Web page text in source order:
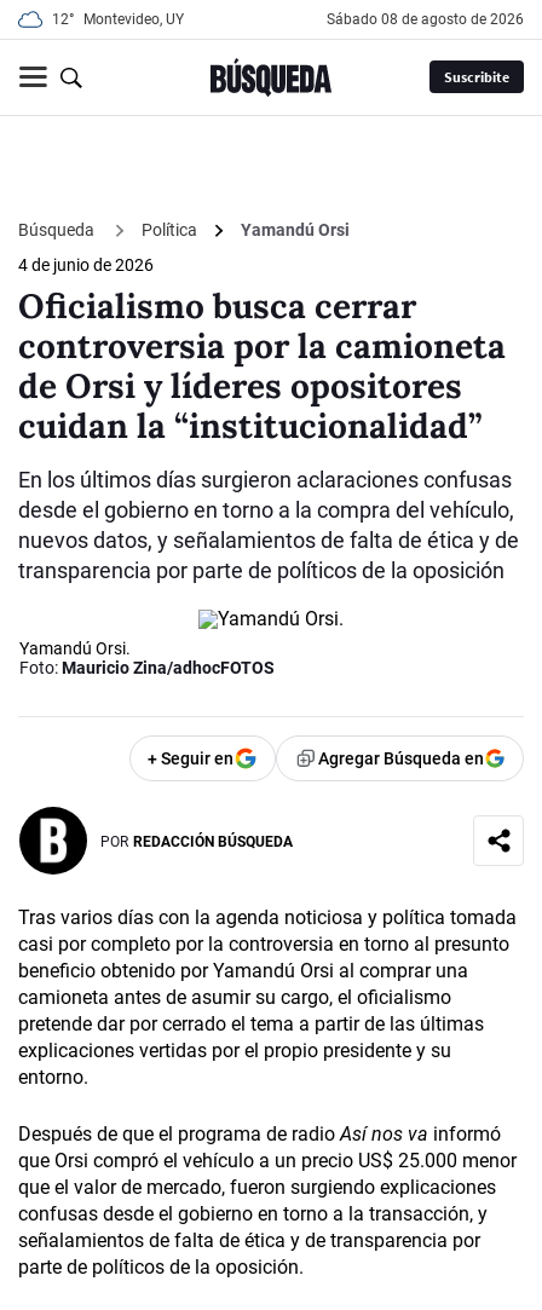
12° Montevideo, UY sábado 08 de agosto de 2026
Suscribite
Búsqueda Política
Yamandú Orsi
4 de junio de 2026
Oficialismo busca cerrar
controversia por la camioneta
de Orsi y líderes opositores
cuidan la “institucionalidad”
En los últimos días surgieron aclaraciones confusas
desde el gobierno en torno a la compra del vehículo,
nuevos datos, y señalamientos de falta de ética y de
transparencia por parte de políticos de la oposición
Yamandú Orsi.
Foto:Mauricio Zina/adhocFOTOS
+ Seguir en Agregar Búsqueda en
POR REDACCIÓN BÚSQUEDA
Tras varios días con la agenda noticiosa y política tomada
casi por completo por la controversia en torno al presunto
beneficio obtenido por Yamandú Orsi al comprar una
camioneta antes de asumir su cargo, el oficialismo
pretende dar por cerrado el tema a partir de las últimas
explicaciones vertidas por el propio presidente y su
entorno.
Después de que el programa de radioAsí nos va informó
que Orsi compró el vehículo a un precio US$ 25.000 menor
que el valor de mercado, fueron surgiendo explicaciones
confusas desde el gobierno en torno a la transacción, y
señalamientos de falta de ética y de transparencia por
parte de políticos de la oposición.